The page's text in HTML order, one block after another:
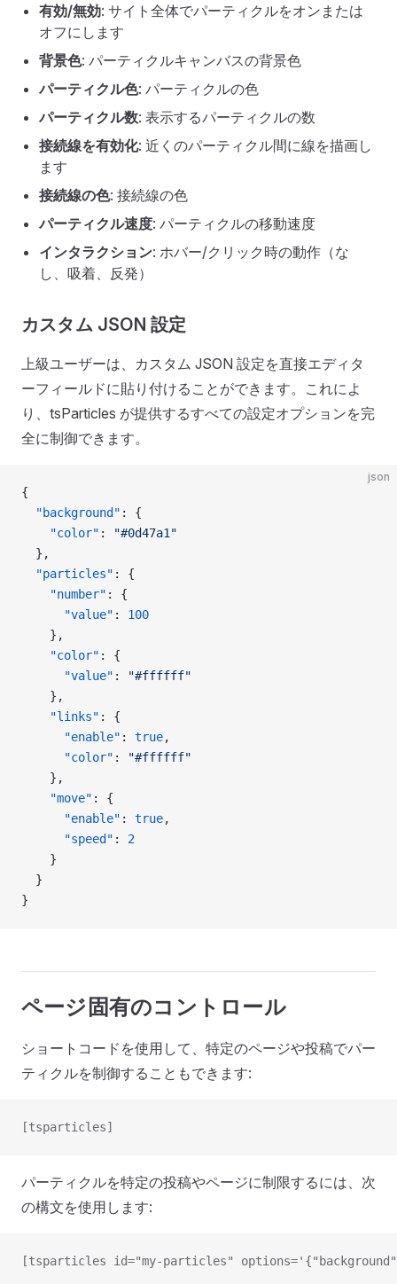
有効/無効: サイト全体でパーティクルをオンまたは
オフにします
背景色: パーティクルキャンバスの背景色
パーティクル色: パーティクルの色
パーティクル数: 表示するパーティクルの数
接続線を有効化: 近くのパーティクル間に線を描画し
ます
接続線の色: 接続線の色
パーティクル速度: パーティクルの移動速度
インタラクション: ホバー/クリック時の動作（な
し、吸着、反発）
カスタム JSON 設定
上級ユーザーは、カスタム JSON 設定を直接エディタ
ーフィールドに貼り付けることができます。これによ
り、tsParticles が提供するすべての設定オプションを完
全に制御できます。
json
{
  "background"
: {
    "color"
:
"#0d47a1"
  },
  "particles"
: {
    "number"
: {
      "value"
: 100
    },
    "color"
: {
      "value"
:
"#ffffff"
    },
    "links"
: {
      "enable"
: true,
      "color"
:
"#ffffff"
    },
    "move"
: {
      "enable"
: true,
      "speed"
: 2
    }
  }
}
ページ固有のコントロール
ショートコードを使用して、特定のページや投稿でパー
ティクルを制御することもできます:
[tsparticles]
パーティクルを特定の投稿やページに制限するには、次
の構文を使用します:
[tsparticles id="my-particles"